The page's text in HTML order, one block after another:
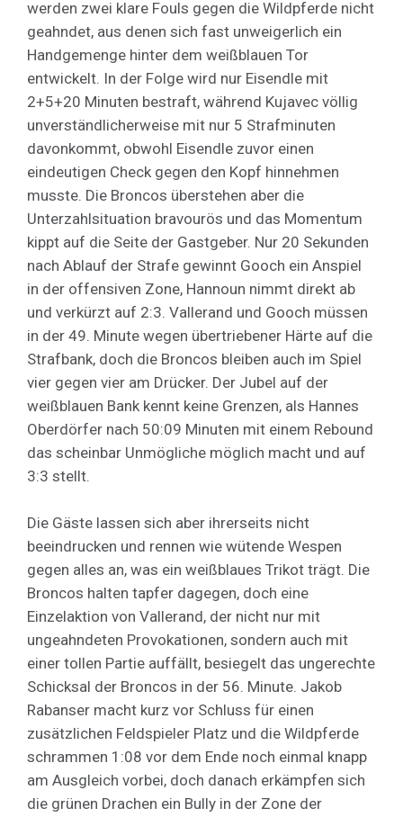
werden zwei klare Fouls gegen die Wildpferde nicht
geahndet, aus denen sich fast unweigerlich ein
Handgemenge hinter dem weißblauen Tor
entwickelt. In der Folge wird nur Eisendle mit
2+5+20 Minuten bestraft, während Kujavec völlig
unverständlicherweise mit nur 5 Strafminuten
davonkommt, obwohl Eisendle zuvor einen
eindeutigen Check gegen den Kopf hinnehmen
musste. Die Broncos überstehen aber die
Unterzahlsituation bravourös und das Momentum
kippt auf die Seite der Gastgeber. Nur 20 Sekunden
nach Ablauf der Strafe gewinnt Gooch ein Anspiel
in der offensiven Zone, Hannoun nimmt direkt ab
und verkürzt auf 2:3. Vallerand und Gooch müssen
in der 49. Minute wegen übertriebener Härte auf die
Strafbank, doch die Broncos bleiben auch im Spiel
vier gegen vier am Drücker. Der Jubel auf der
weißblauen Bank kennt keine Grenzen, als Hannes
Oberdörfer nach 50:09 Minuten mit einem Rebound
das scheinbar Unmögliche möglich macht und auf
3:3 stellt.
Die Gäste lassen sich aber ihrerseits nicht
beeindrucken und rennen wie wütende Wespen
gegen alles an, was ein weißblaues Trikot trägt. Die
Broncos halten tapfer dagegen, doch eine
Einzelaktion von Vallerand, der nicht nur mit
ungeahndeten Provokationen, sondern auch mit
einer tollen Partie auffällt, besiegelt das ungerechte
Schicksal der Broncos in der 56. Minute. Jakob
Rabanser macht kurz vor Schluss für einen
zusätzlichen Feldspieler Platz und die Wildpferde
schrammen 1:08 vor dem Ende noch einmal knapp
am Ausgleich vorbei, doch danach erkämpfen sich
die grünen Drachen ein Bully in der Zone der